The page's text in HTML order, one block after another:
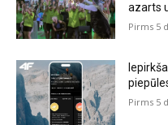
azarts
Pirms 5
Pirms 5